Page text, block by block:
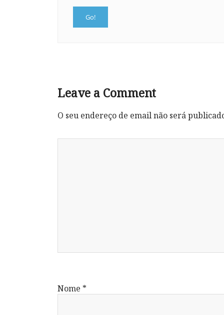
Leave a Comment
O seu endereço de email não será
Nome *